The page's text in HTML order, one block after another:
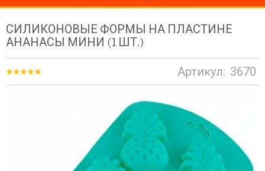
СИЛИКОНОВЫЕ ФОРМЫ НА ПЛАСТИНЕ
АНАНАСЫ МИНИ (1 ШТ.)
Артикул: 3670